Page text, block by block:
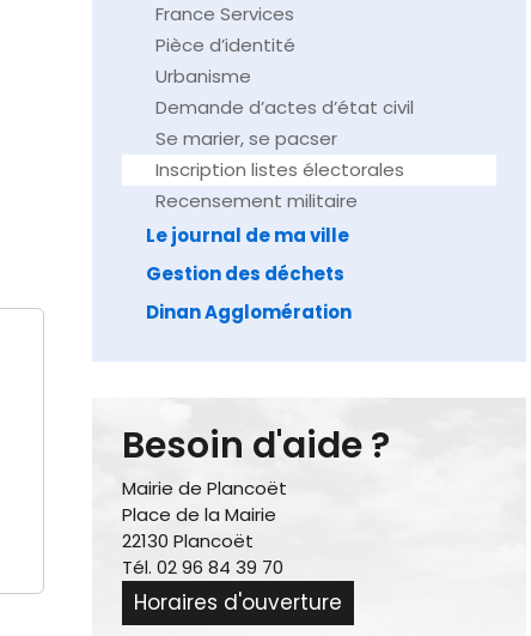
France Services
Pièce d’identité
Urbanisme
Demande d’actes d’état civil
Se marier, se pacser
Inscription listes électorales
Recensement militaire
Le journal de ma ville
Gestion des déchets
Dinan Agglomération
Besoin d'aide ?
Mairie de Plancoët
Place de la Mairie
22130 Plancoët
Tél. 02 96 84 39 70
Horaires d'ouverture